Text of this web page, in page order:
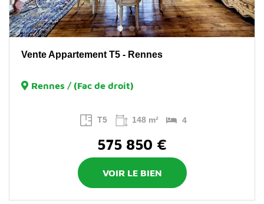
Vente Appartement T5 - Rennes
Rennes / (Fac de droit)
T5 148 m² 4
575 850 €
VOIR LE BIEN